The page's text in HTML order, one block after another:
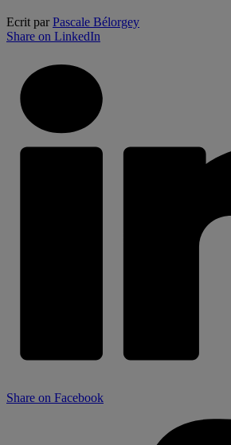
Ecrit parPascale Bélorgey
Share on LinkedIn
Share on Facebook